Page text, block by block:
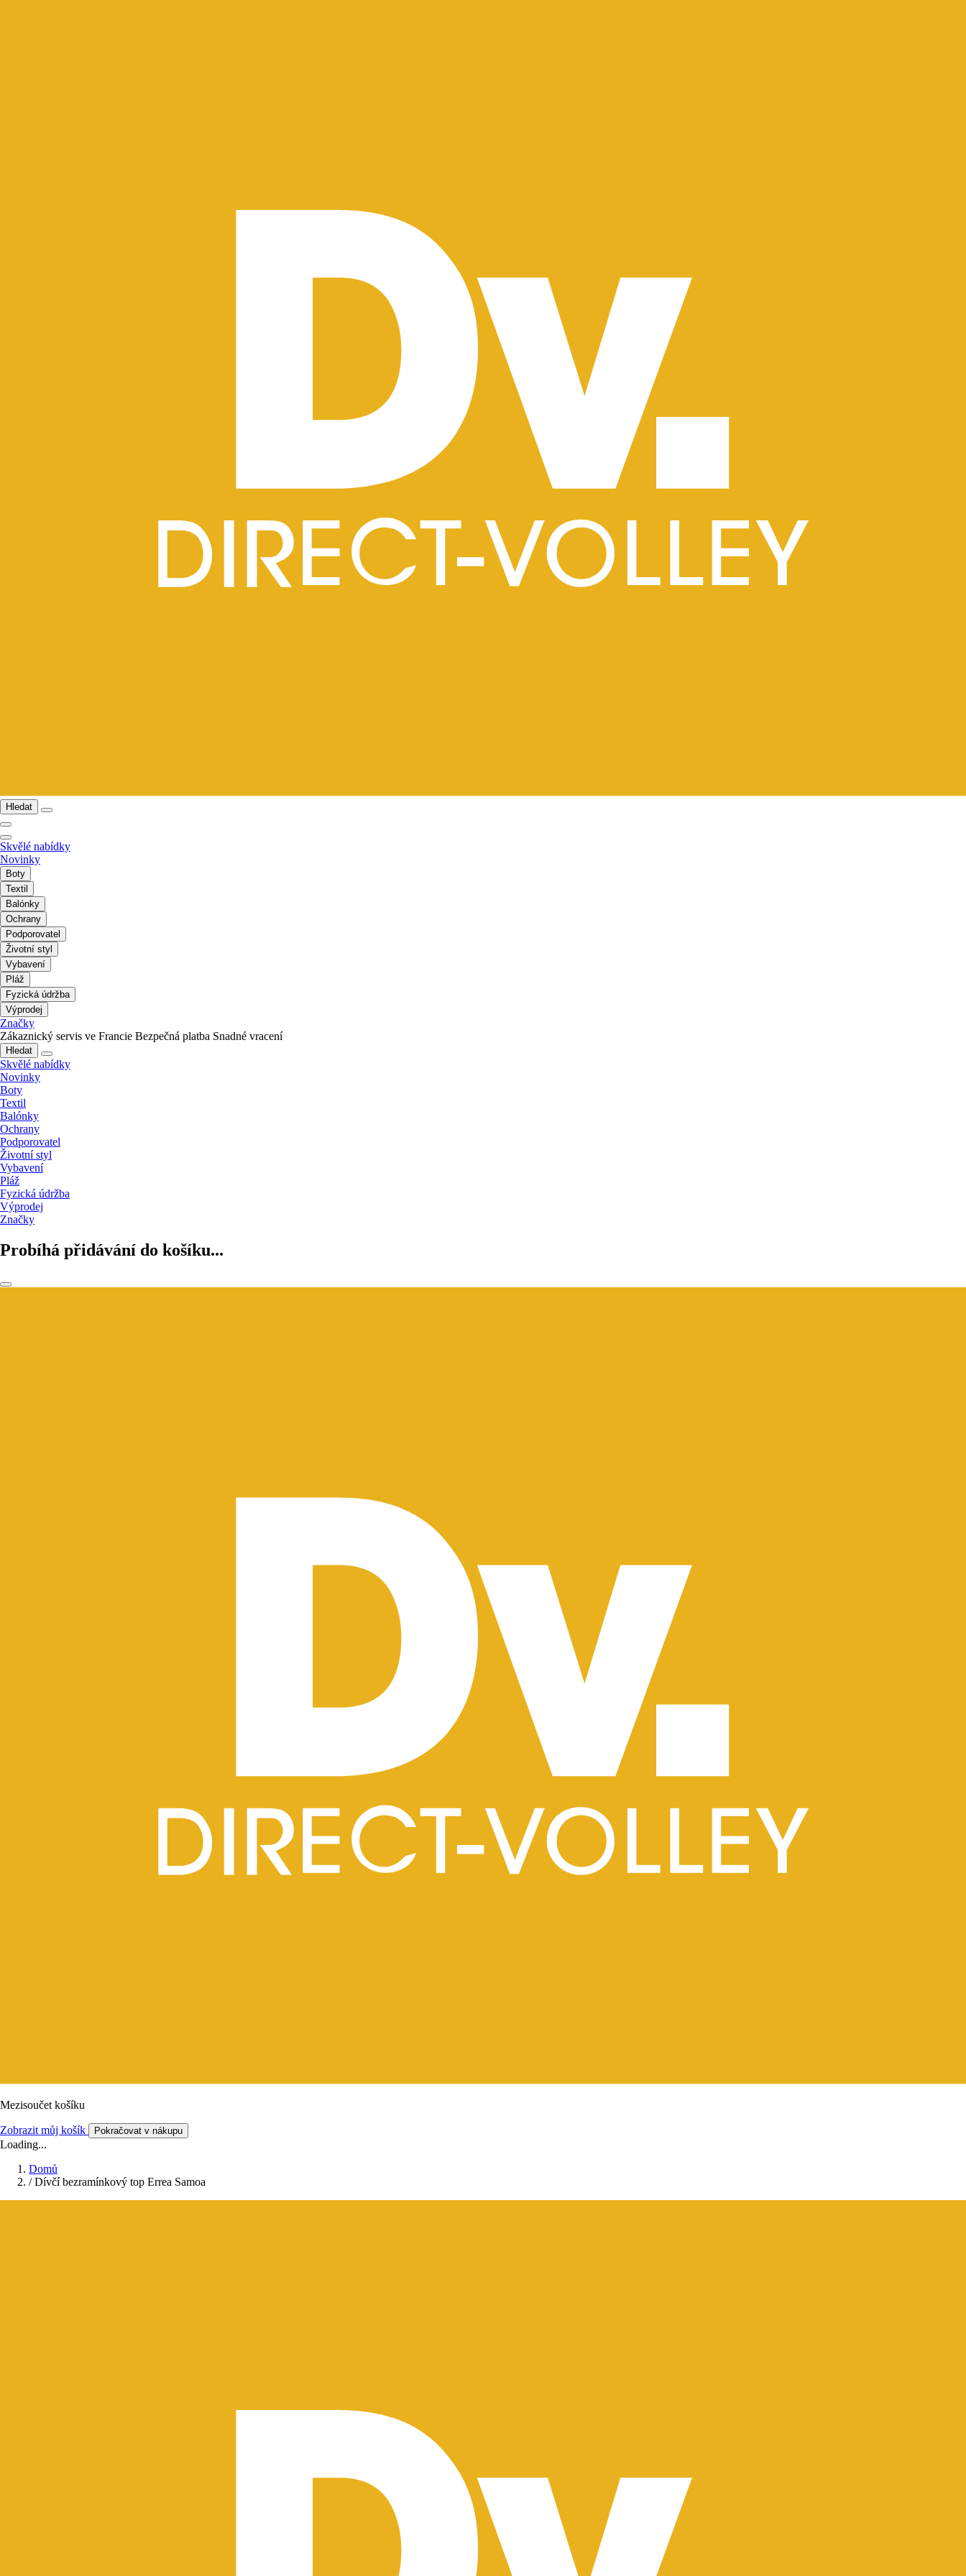
Hledat
Skvělé nabídky
Novinky
Boty
Textil
Balónky
Ochrany
Podporovatel
Životní styl
Vybavení
Pláž
Fyzická údržba
Výprodej
Značky
Zákaznický servis ve Francie Bezpečná platba Snadné vracení
Hledat
Skvělé nabídky
Novinky
Boty
Textil
Balónky
Ochrany
Podporovatel
Životní styl
Vybavení
Pláž
Fyzická údržba
Výprodej
Značky
Probíhá přidávání do košíku...
Mezisoučet košíku
Zobrazit můj košík Pokračovat v nákupu
Loading...
Domů
/ Dívčí bezramínkový top Errea Samoa